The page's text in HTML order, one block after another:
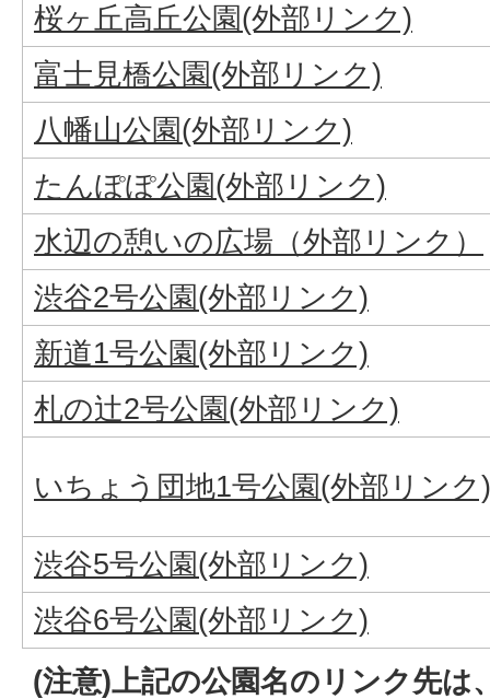
桜ヶ丘高丘公園(外部リンク)
富士見橋公園(外部リンク)
八幡山公園(外部リンク)
たんぽぽ公園(外部リンク)
水辺の憩いの広場（外部リンク）
渋谷2号公園(外部リンク)
新道1号公園(外部リンク)
札の辻2号公園(外部リンク)
いちょう団地1号公園(外部リンク)
渋谷5号公園(外部リンク)
渋谷6号公園(外部リンク)
(注意)上記の公園名のリンク先は